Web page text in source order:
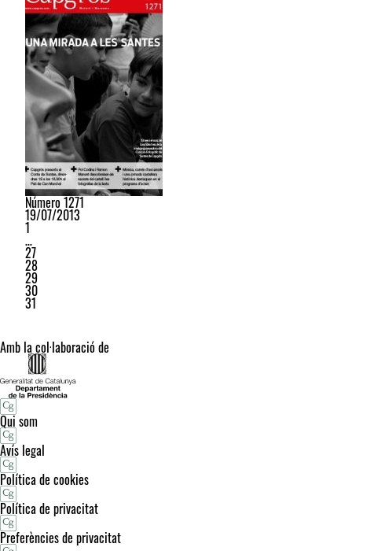
Número 1271
19/07/2013
1
…
27
28
29
30
31
Amb la col·laboració de
Qui som
Avís legal
Política de cookies
Política de privacitat
Preferències de privacitat